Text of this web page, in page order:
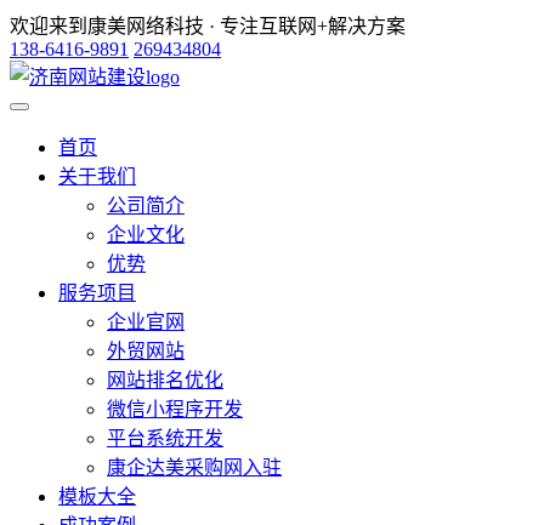
欢迎来到康美网络科技 · 专注互联网+解决方案
138-6416-9891 269434804
首页
关于我们
公司简介
企业文化
优势
服务项目
企业官网
外贸网站
网站排名优化
微信小程序开发
平台系统开发
康企达美采购网入驻
模板大全